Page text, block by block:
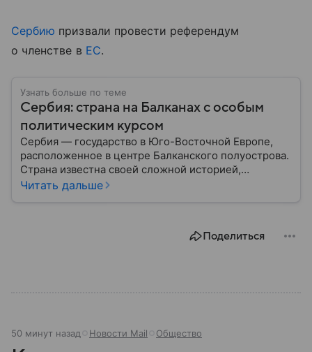
Сербию призвали провести референдум
о членстве в ЕС.
Узнать больше по теме
Сербия: страна на Балканах с особым
политическим курсом
Сербия — государство в Юго-Восточной Европе,
расположенное в центре Балканского полуострова.
Страна известна своей сложной историей,
культурным наследием и особым
Читать дальше
Поделиться
50 минут назад Новости Mail Общество